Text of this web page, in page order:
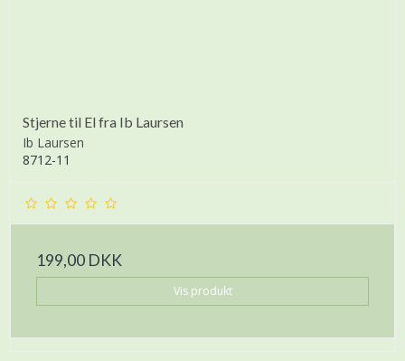
Stjerne til El fra Ib Laursen
Ib Laursen
8712-11
199,00 DKK
Vis produkt